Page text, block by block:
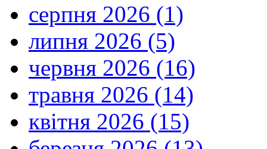
серпня 2026 (1)
липня 2026 (5)
червня 2026 (16)
травня 2026 (14)
квітня 2026 (15)